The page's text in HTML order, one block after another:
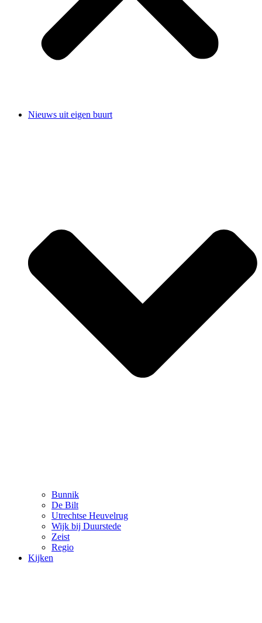
Nieuws uit eigen buurt
Bunnik
De Bilt
Utrechtse Heuvelrug
Wijk bij Duurstede
Zeist
Regio
Kijken